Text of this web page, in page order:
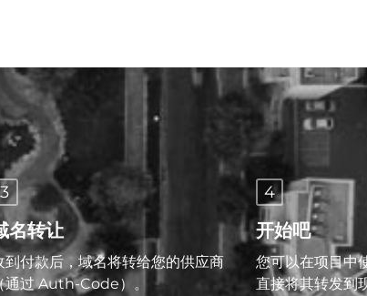
3
名转让
到付款后，域名将转给您的供应商
通过 Auth-Code）。
4
开始吧
您可以在项目中
直接将其转发到